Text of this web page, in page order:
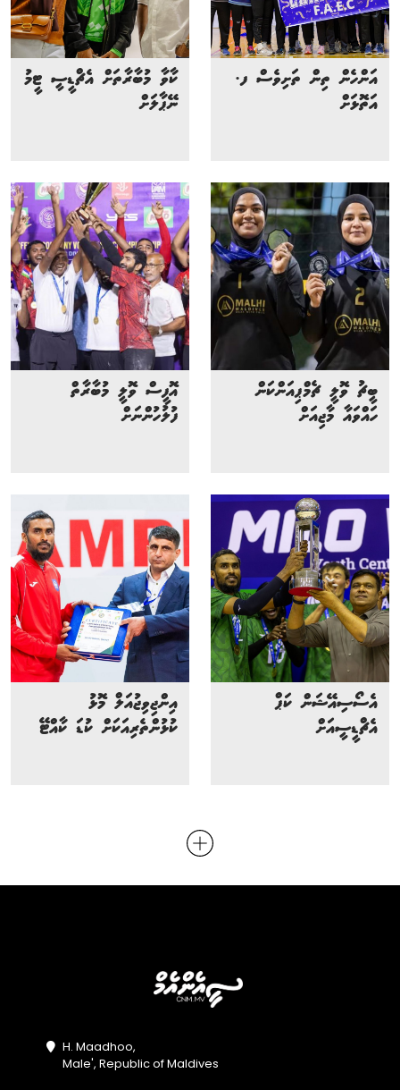
އަންހެން ތިން ތަށިވެސް ފ.
އަތޮޅަށް
ކާވާ މުބާރާތަށް އެޗްޑީސީ ޓީމު
ނޭޕާލަށް
ބީޗު ވޮލީ ޗެމްޕިއަންކަން
ހައްވައާ މާޖިއަށް
އޮފީސް ވޮލީ މުބާރާތް
ފުލުހުންނަށް
އެސޯސިއޭޝަން ކަޕް
އެޗްޑީސީއަށް
އިންޖިވިޖުއަލް މޮޅު
ކުޅުންތެރިއަކަށް ކުޑަ ކާއްޓޭ
H. Maadhoo,
Male', Republic of Maldives